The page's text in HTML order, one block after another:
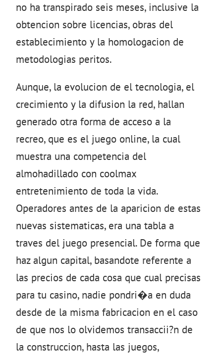
no ha transpirado seis meses, inclusive la
obtencion sobre licencias, obras del
establecimiento y la homologacion de
metodologias peritos.
Aunque, la evolucion de el tecnologia, el
crecimiento y la difusion la red, hallan
generado otra forma de acceso a la
recreo, que es el juego online, la cual
muestra una competencia del
almohadillado con coolmax
entretenimiento de toda la vida.
Operadores antes de la aparicion de estas
nuevas sistematicas, era una tabla a
traves del juego presencial. De forma que
haz algun capital, basandote referente a
las precios de cada cosa que cual precisas
para tu casino, nadie pondri�a en duda
desde de la misma fabricacion en el caso
de que nos lo olvidemos transaccii?n de
la construccion, hasta las juegos,